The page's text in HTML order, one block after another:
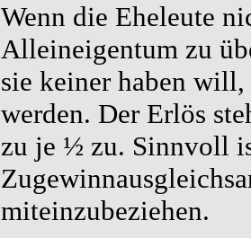
Wenn die Eheleute
Alleineigentum zu
sie keiner haben
werden. Der Erlös
zu je ½ zu. Sinnvoll
miteinzubeziehen.